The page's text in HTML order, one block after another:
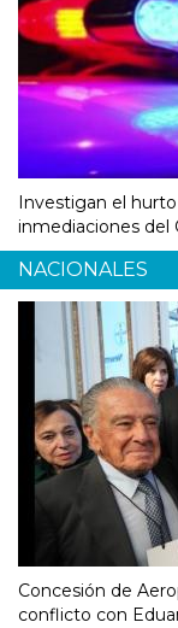
Investigan el
inmediaciones del
NACIONALES
Concesión de
conflicto con